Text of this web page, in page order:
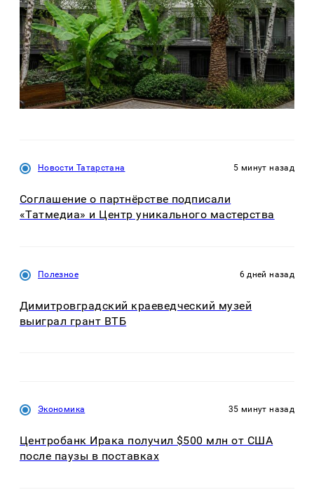
Новости Татарстана 5 минут назад
Соглашение о партнёрстве подписали
«Татмедиа» и Центр уникального мастерства
Полезное 6 дней назад
Димитровградский краеведческий музей
выиграл грант ВТБ
Экономика 35 минут назад
Центробанк Ирака получил $500 млн от США
после паузы в поставках